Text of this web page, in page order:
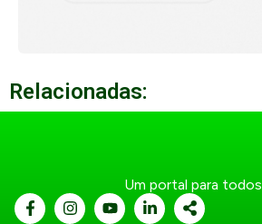
Relacionadas:
Um portal para todos